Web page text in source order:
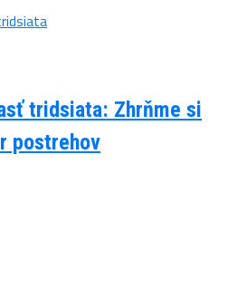
tridsiata: Zhrňme si
postrehov